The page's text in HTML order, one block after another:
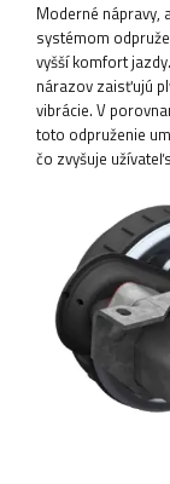
Moderné nápravy,
systémom
vyšší komfort
nárazov zaisťujú
vibrácie. V
toto odpruženie
čo zvyšuje